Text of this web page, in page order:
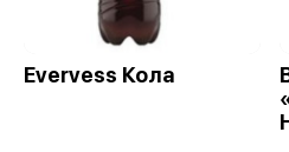
Evervess Кола